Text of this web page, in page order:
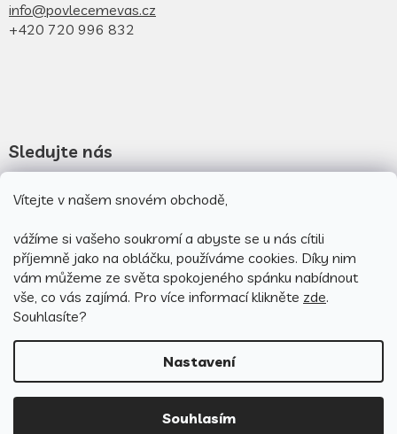
Vítejte v našem snovém obchodě,
vážíme si vašeho soukromí a abyste se u nás cítili
příjemně jako na obláčku, používáme cookies. Díky nim
vám můžeme ze světa spokojeného spánku nabídnout
vše, co vás zajímá. Pro více informací klikněte zde.
Souhlasíte?
Nastavení
Souhlasím
info@povlecemevas.cz
+420 720 996 832
Sledujte nás
Novinky na facebooku
Novinky na instagramu
Vytvořil Shoptet